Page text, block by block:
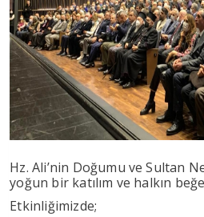
Hz. Ali’nin Doğumu ve Sultan
yoğun bir katılım ve halkın
Etkinliğimizde;